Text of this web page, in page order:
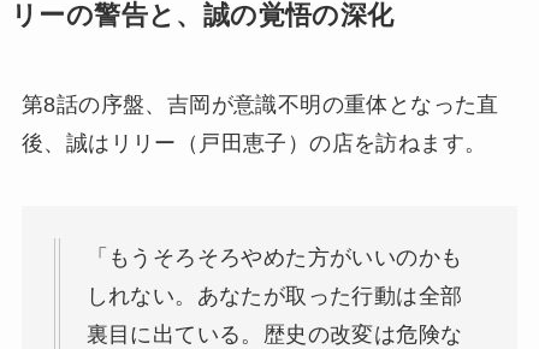
リーの警告と、誠の覚悟の深化
第8話の序盤、吉岡が意識不明の重体となった直
後、誠はリリー（戸田恵子）の店を訪ねます。
「もうそろそろやめた方がいいのかも
しれない。あなたが取った行動は全部
裏目に出ている。歴史の改変は危険な